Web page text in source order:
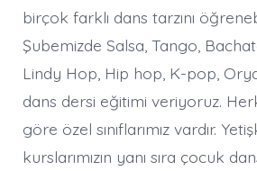
birçok farklı dans tarzını
Şubemizde Salsa, Tango,
Lindy Hop, Hip hop, K-pop,
dans dersi eğitimi veriyoruz.
göre özel sınıflarımız vardır.
kurslarımızın yanı sıra çocuk